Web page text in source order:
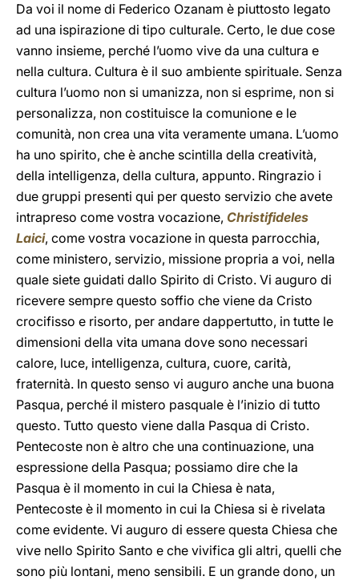
Da voi il nome di Federico Ozanam è piuttosto legato
ad una ispirazione di tipo culturale. Certo, le due cose
vanno insieme, perché l’uomo vive da una cultura e
nella cultura. Cultura è il suo ambiente spirituale. Senza
cultura l’uomo non si umanizza, non si esprime, non si
personalizza, non costituisce la comunione e le
comunità, non crea una vita veramente umana. L’uomo
ha uno spirito, che è anche scintilla della creatività,
della intelligenza, della cultura, appunto. Ringrazio i
due gruppi presenti qui per questo servizio che avete
intrapreso come vostra vocazione, Christifideles
Laici, come vostra vocazione in questa parrocchia,
come ministero, servizio, missione propria a voi, nella
quale siete guidati dallo Spirito di Cristo. Vi auguro di
ricevere sempre questo soffio che viene da Cristo
crocifisso e risorto, per andare dappertutto, in tutte le
dimensioni della vita umana dove sono necessari
calore, luce, intelligenza, cultura, cuore, carità,
fraternità. In questo senso vi auguro anche una buona
Pasqua, perché il mistero pasquale è l’inizio di tutto
questo. Tutto questo viene dalla Pasqua di Cristo.
Pentecoste non è altro che una continuazione, una
espressione della Pasqua; possiamo dire che la
Pasqua è il momento in cui la Chiesa è nata,
Pentecoste è il momento in cui la Chiesa si è rivelata
come evidente. Vi auguro di essere questa Chiesa che
vive nello Spirito Santo e che vivifica gli altri, quelli che
sono più lontani, meno sensibili. E un grande dono, un